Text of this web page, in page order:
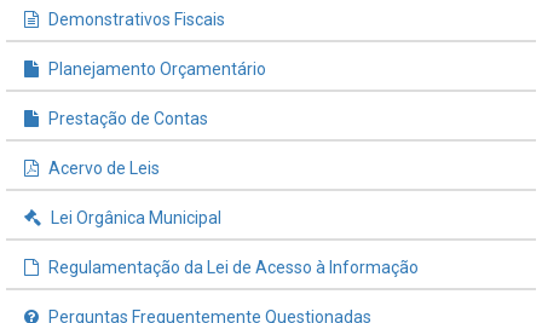
Demonstrativos Fiscais
Planejamento Orçamentário
Prestação de Contas
Acervo de Leis
Lei Orgânica Municipal
Regulamentação da Lei de Acesso à Informação
Perguntas Frequentemente Questionadas